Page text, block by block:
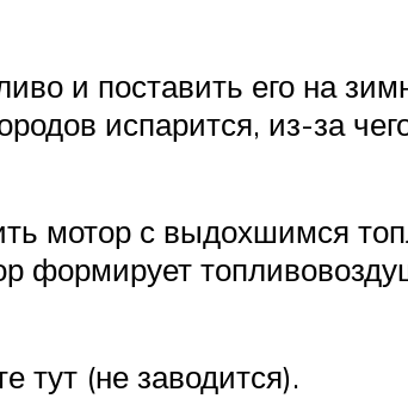
и поставить его на
испарится, из-за
мотор с выдохшимся
формирует
тут (не заводится).